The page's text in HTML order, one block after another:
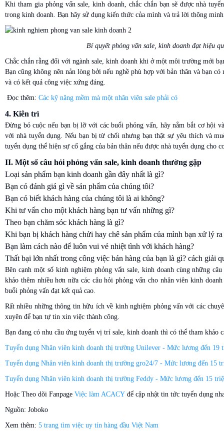
Khi tham gia phỏng vấn sale, kinh doanh, chắc chắn bạn sẽ được nhà
trong kinh doanh. Bạn hãy sử dụng kiến thức của mình và trả lời thông
Bí quyết phỏng vấn sale, kinh doanh đạt hiệu
Chắc chắn rằng đối với ngành sale, kinh doanh khi ở một môi trường mới
Bạn cũng không nên nản lòng bởi nếu nghề phù hợp với bản thân và bạn có
và có kết quả công việc xứng đáng.
Đọc thêm: Các kỹ năng mềm mà một nhân viên sale phải có
4. Kiên trì
Đừng bỏ cuộc nếu bạn bị lỡ với các buổi phỏng vấn, hãy nắm bắt cơ hội
với nhà tuyển dụng. Nếu bạn bị từ chối nhưng bạn thật sự yêu thích và
tuyển dụng thể hiện sự cố gắng của bản thân nếu được nhà tuyển dụng cho
II. Một số câu hỏi phỏng vấn sale, kinh doanh thường gặp
Loại sản phẩm bạn kinh doanh gần đây nhất là gì?
Bạn có đánh giá gì về sản phẩm của chúng tôi?
Bạn có biết khách hàng của chúng tôi là ai không?
Khi tư vấn cho một khách hàng bạn tư vấn những gì?
Theo bạn chăm sóc khách hàng là gì?
Khi bạn bị khách hàng chửi hay chê sản phẩm của mình bạn xử lý ra
Bạn làm cách nào để luôn vui vẻ nhiệt tình với khách hàng?
Thất bại lớn nhất trong công việc bán hàng của bạn là gì? cách giải
Bên cạnh một số kinh nghiệm phỏng vấn sale, kinh doanh cùng những
khảo thêm nhiều hơn nữa các câu hỏi phỏng vấn cho nhân viên kinh
buổi phỏng vấn đạt kết quả cao.
Rất nhiều những thông tin hữu ích về kinh nghiệm phỏng vấn với các
xuyên để bạn tự tin xin việc thành công.
Bạn đang có nhu cầu ứng tuyển vị trí sale, kinh doanh thì có thể tham khảo
Tuyển dụng Nhân viên kinh doanh thị trường Unilever - Mức lương đến 19
Tuyển dụng Nhân viên kinh doanh thị trường gro24/7 - Mức lương đến 15
Tuyển dụng Nhân viên kinh doanh thị trường Feddy - Mức lương đến 15
Hoặc Theo dõi Fanpage Việc làm ACACY để cập nhật tin tức tuyển dụng
Nguồn: Joboko
Xem thêm: 5 trang tìm việc uy tín hàng đầu Việt Nam